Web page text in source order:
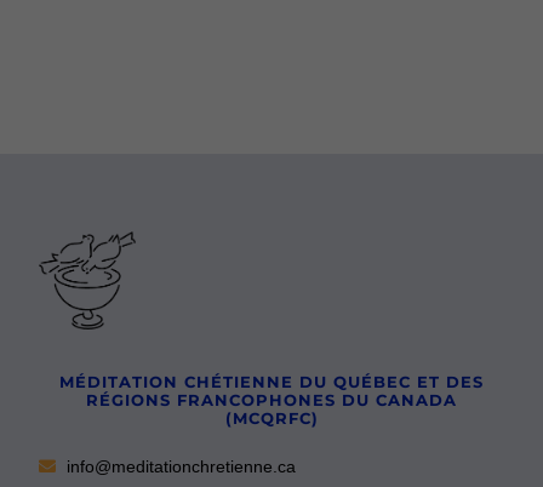
MÉDITATION CHÉTIENNE DU QUÉBEC ET DES
RÉGIONS FRANCOPHONES DU CANADA
(MCQRFC)
info@meditationchretienne.ca